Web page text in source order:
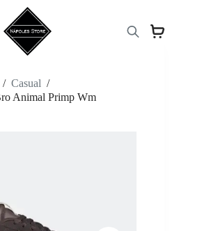
/ Casual /
Animal Primp Wm